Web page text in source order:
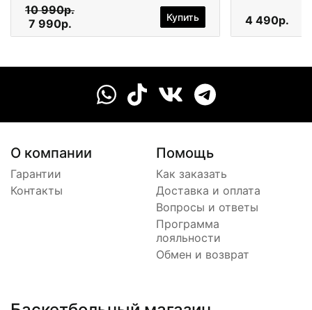
10 990р.
7 990р.
Купить 4 490р.
О компании
Гарантии
Контакты
Помощь
Как заказать
Доставка и оплата
Вопросы и ответы
Программа
лояльности
Обмен и возврат